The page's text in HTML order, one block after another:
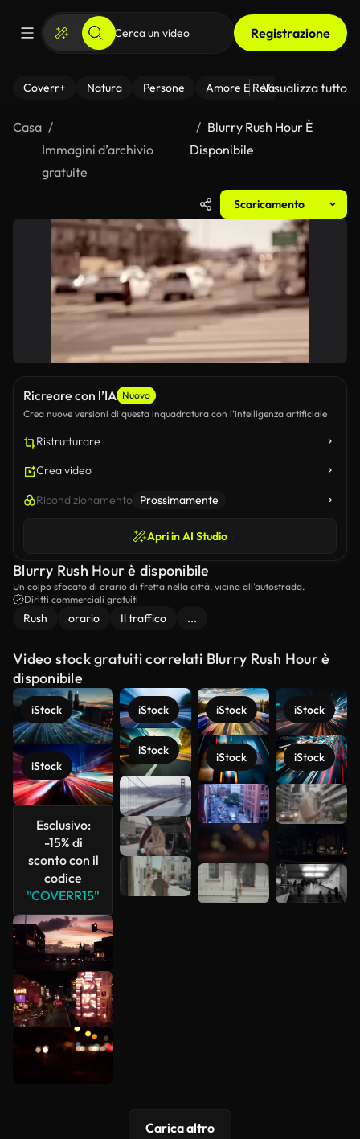
Registrazione
Coverr+ Natura Persone Amore E Relazioni Il
Visualizza tutto
Casa
Immagini d’archivio
gratuite
Blurry Rush Hour È
Disponibile
Scaricamento
Ricreare con l’IA Nuovo
Crea nuove versioni di questa inquadratura con l’intelligenza artificiale
Ristrutturare
Crea video
Ricondizionamento Prossimamente
Apri in AI Studio
Blurry Rush Hour è disponibile
Un colpo sfocato di orario di fretta nella città, vicino all'autostrada.
Diritti commerciali gratuiti
Rush orario Il traffico ...
Video stock gratuiti correlati Blurry Rush Hour è
disponibile
iStock
iStock
Esclusivo:
-15% di
sconto con il
codice
"COVERR15"
iStock
iStock
iStock
iStock
iStock
iStock
Scopri di
più
Carica altro